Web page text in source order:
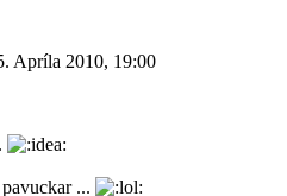
Apríla 2010, 19:00
...